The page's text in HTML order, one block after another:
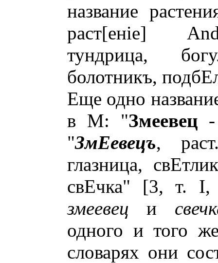
название
раст[енiе]
тундрица,
болотникъ,
Еще одно
в М: "Змеевец
"ЗмЕевецъ,
глазница,
свЕчка" [3, т.
змеевец и
одного и того
словарях они